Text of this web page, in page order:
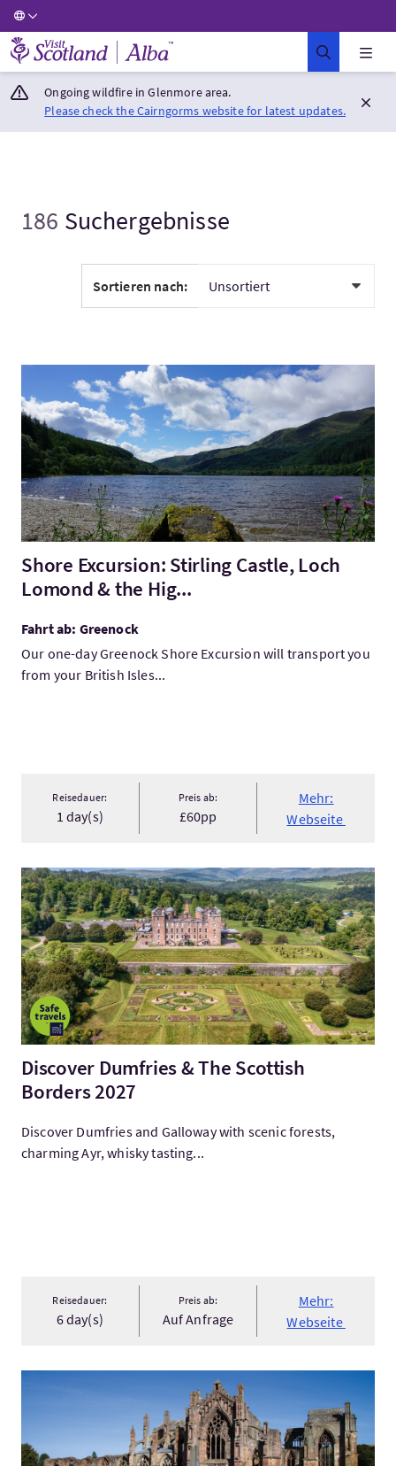
Visit Scotland Home
Ongoing wildfire in Glenmore area.
Please check the Cairngorms website for latest updates.
186 Suchergebnisse
Sortieren nach:
Mehr:Shore Excursion: Stirling Castle, Loch Lomond & the
Shore Excursion: Stirling Castle, Loch
Lomond & the Hig...
Fahrt ab: Greenock
Our one-day Greenock Shore Excursion will transport you
from your British Isles...
Reisedauer:
1 day(s)
Preis ab:
£60pp
Mehr:
Webseite
Mehr:Discover Dumfries & The Scottish Borders 2027
Discover Dumfries & The Scottish
Borders 2027
Discover Dumfries and Galloway with scenic forests,
charming Ayr, whisky tasting...
Reisedauer:
6 day(s)
Preis ab:
Auf Anfrage
Mehr:
Webseite
Mehr:Rosslyn Chapel, Scottish Borders & Glenkinchie